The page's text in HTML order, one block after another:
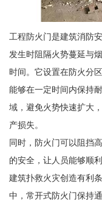
工程防火门是建筑消防
发生时阻隔火势蔓延与
时间。它设置在防火分
能够在一定时间内保持
域，避免火势快速扩大
产损失。
同时，防火门可以阻挡
的安全，让人员能够顺
建筑扑救火灾创造有利
中，常开式防火门保持